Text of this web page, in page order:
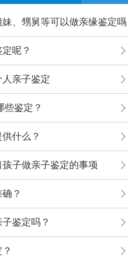
、甥舅等可以做亲缘鉴定
呢？
亲子鉴定
鉴定？
什么？
子做亲子鉴定的事项
？
鉴定吗？